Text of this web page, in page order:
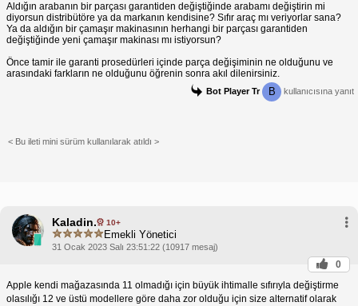
Aldığın arabanın bir parçası garantiden değiştiğinde arabamı değiştirin mi
diyorsun distribütöre ya da markanın kendisine? Sıfır araç mı veriyorlar sana?
Ya da aldığın bir çamaşır makinasının herhangi bir parçası garantiden
değiştiğinde yeni çamaşır makinası mı istiyorsun?
Önce tamir ile garanti prosedürleri içinde parça değişiminin ne olduğunu ve
arasındaki farkların ne olduğunu öğrenin sonra akıl dilenirsiniz.
Bot Player Tr B kullanıcısına yanıt
< Bu ileti mini sürüm kullanılarak atıldı >
Kaladin. 10+
Emekli Yönetici
31 Ocak 2023 Salı 23:51:22 (10917 mesaj)
0
Apple kendi mağazasında 11 olmadığı için büyük ihtimalle sıfırıyla değiştirme
olasılığı 12 ve üstü modellere göre daha zor olduğu için size alternatif olarak